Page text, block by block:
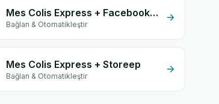
Mes Colis Express + Facebook Conversion API (CAPI)
Bağlan & Otomatikleştir
Mes Colis Express + Storeep
Bağlan & Otomatikleştir